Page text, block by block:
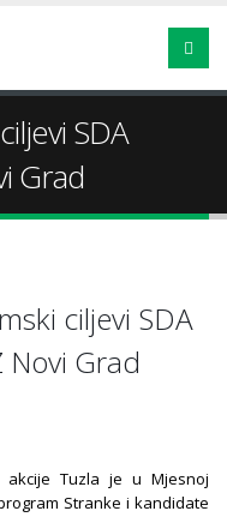
SDA
Grad
ciljevi SDA
Grad
akcije Tuzla je u Mjesnoj
Stranke i kandidate